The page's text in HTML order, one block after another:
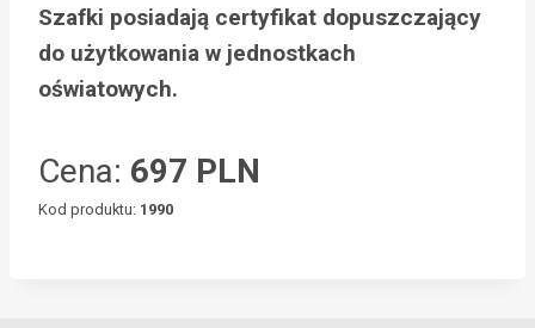
Szafki posiadają certyfikat dopuszczający
do użytkowania w jednostkach
oświatowych.
Cena: 697 PLN
Kod produktu: 1990